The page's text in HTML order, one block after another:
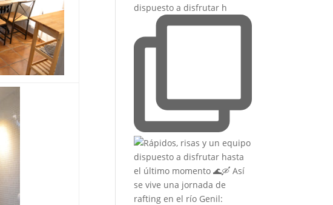
dispuesto a disfrutar h